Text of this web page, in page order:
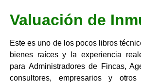
Valuación de
Este es uno de los pocos libros
bienes raíces y la experiencia
para Administradores de Fincas,
consultores, empresarios y otros